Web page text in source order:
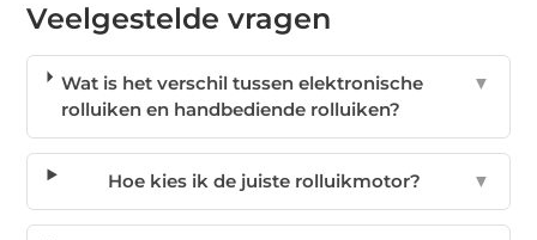
Veelgestelde vragen
Wat is het verschil tussen elektronische
rolluiken en handbediende rolluiken?
▼
Hoe kies ik de juiste rolluikmotor? ▼